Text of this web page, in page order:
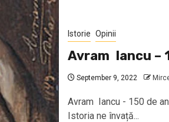
Istorie Opinii
Avram Iancu –
September 9, 2022
Avram Iancu - 150 de
Istoria ne învață...